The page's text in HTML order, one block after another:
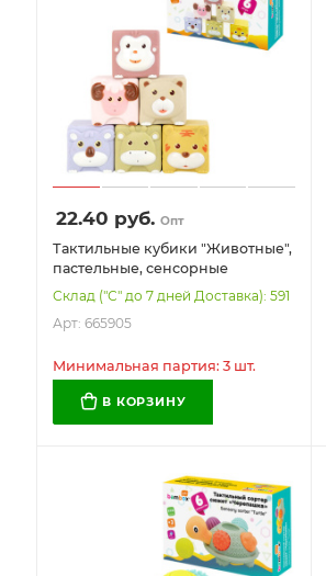
22.40 руб. Опт
Тактильные кубики "Животные",
пастельные, сенсорные
игрушки развивающие, ЭКО, 6
штук, BAMBOX BABY (БАМБОКС
БЭБИ), 665905
Склад ("С" до 7 дней Доставка): 591
Арт: 665905
Минимальная партия: 3 шт.
В КОРЗИНУ